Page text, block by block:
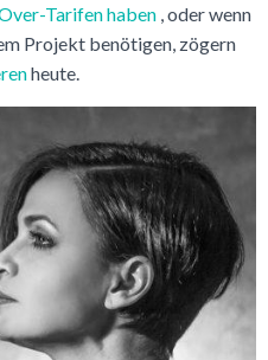
Tarifen haben, oder wenn
Projekt benötigen, zögern
heute.